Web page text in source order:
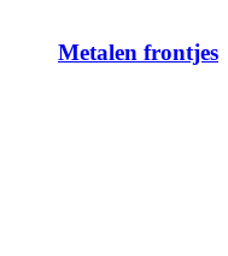
Metalen frontjes